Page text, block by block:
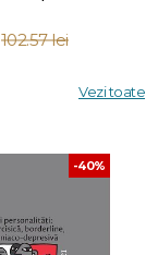
102.57 lei
Vezi toate
-40%